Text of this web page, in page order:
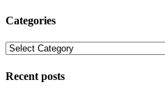
Categories
Recent posts